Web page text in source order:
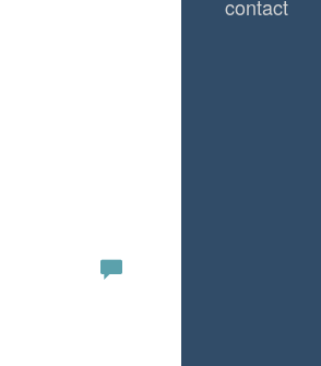
contact